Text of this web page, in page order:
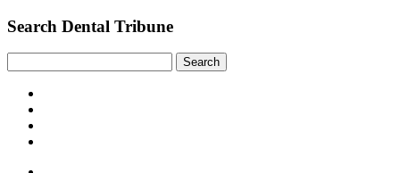
Search Dental Tribune